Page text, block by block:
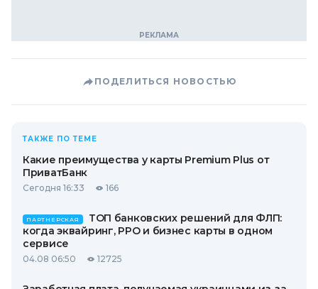
ПОДЕЛИТЬСЯ НОВОСТЬЮ
ТАКЖЕ ПО ТЕМЕ
Какие преимущества у карты Premium Plus от
ПриватБанк
Сегодня 16:33 166
ПАРТНЕРСКАЯ
ТОП банковских решений для ФЛП:
когда эквайринг, РРО и бизнес карты в одном
сервисе
04.08 06:50 12725